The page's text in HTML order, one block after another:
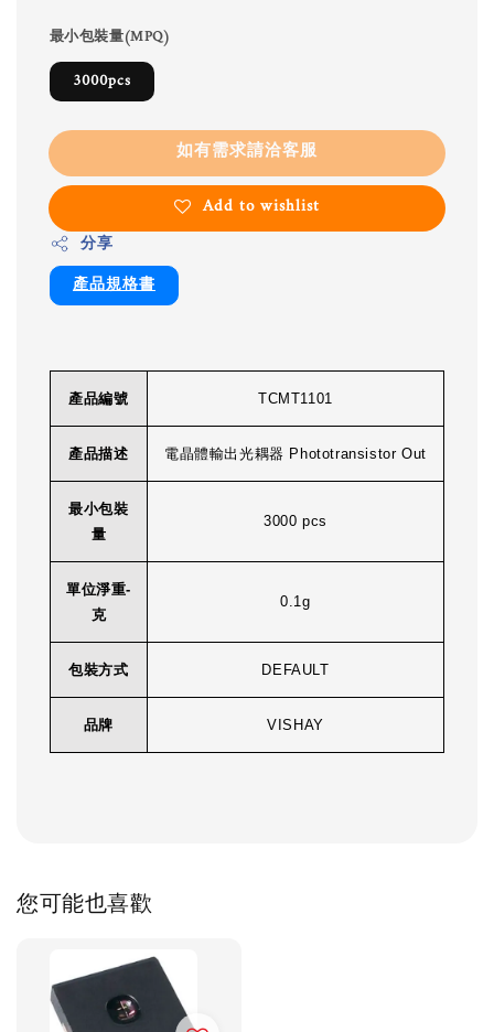
最小包裝量(MPQ)
3000pcs
如有需求請洽客服
Add to wishlist
分享
產品規格書
產品編號 TCMT1101
產品描述 電晶體輸出光耦器 Phototransistor Out
最小包裝
量
3000 pcs
單位淨重-
克
0.1g
包裝方式 DEFAULT
品牌 VISHAY
您可能也喜歡